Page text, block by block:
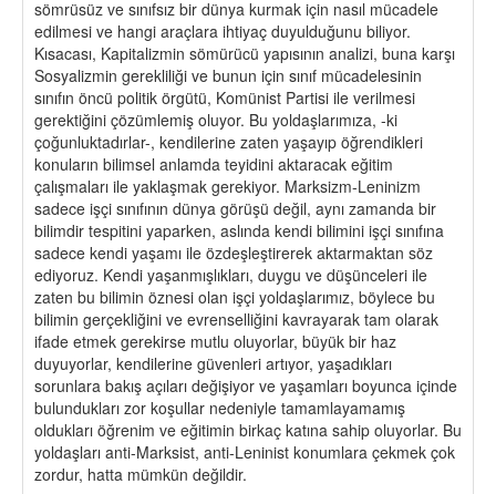
sömrüsüz ve sınıfsız bir dünya kurmak için nasıl mücadele
edilmesi ve hangi araçlara ihtiyaç duyulduğunu biliyor.
Kısacası, Kapitalizmin sömürücü yapısının analizi, buna karşı
Sosyalizmin gerekliliği ve bunun için sınıf mücadelesinin
sınıfın öncü politik örgütü, Komünist Partisi ile verilmesi
gerektiğini çözümlemiş oluyor. Bu yoldaşlarımıza, -ki
çoğunluktadırlar-, kendilerine zaten yaşayıp öğrendikleri
konuların bilimsel anlamda teyidini aktaracak eğitim
çalışmaları ile yaklaşmak gerekiyor. Marksizm-Leninizm
sadece işçi sınıfının dünya görüşü değil, aynı zamanda bir
bilimdir tespitini yaparken, aslında kendi bilimini işçi sınıfına
sadece kendi yaşamı ile özdeşleştirerek aktarmaktan söz
ediyoruz. Kendi yaşanmışlıkları, duygu ve düşünceleri ile
zaten bu bilimin öznesi olan işçi yoldaşlarımız, böylece bu
bilimin gerçekliğini ve evrenselliğini kavrayarak tam olarak
ifade etmek gerekirse mutlu oluyorlar, büyük bir haz
duyuyorlar, kendilerine güvenleri artıyor, yaşadıkları
sorunlara bakış açıları değişiyor ve yaşamları boyunca içinde
bulundukları zor koşullar nedeniyle tamamlayamamış
oldukları öğrenim ve eğitimin birkaç katına sahip oluyorlar. Bu
yoldaşları anti-Marksist, anti-Leninist konumlara çekmek çok
zordur, hatta mümkün değildir.